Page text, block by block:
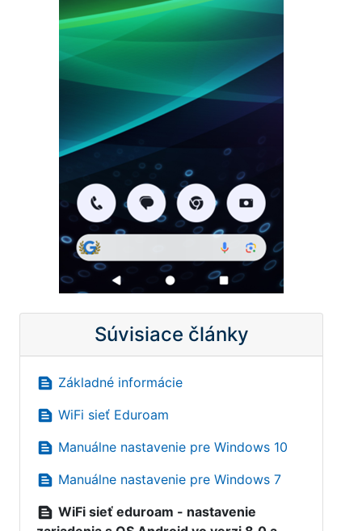
Súvisiace články
text_snippet Základné informácie
text_snippet WiFi sieť Eduroam
text_snippet Manuálne nastavenie pre Windows 10
text_snippet Manuálne nastavenie pre Windows 7
text_snippet WiFi sieť eduroam - nastavenie